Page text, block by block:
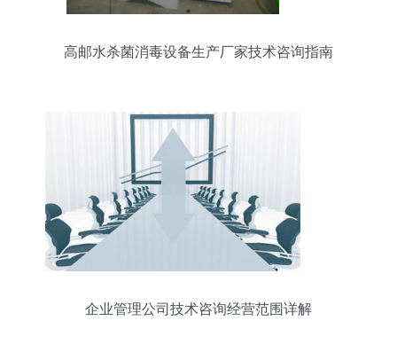
高邮水杀菌消毒设备生产厂家技术咨询指南
企业管理公司技术咨询经营范围详解